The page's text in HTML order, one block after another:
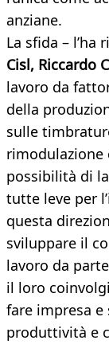
anziane.
La sfida – l’ha
Cisl, Riccardo
lavoro da
della
sulle
rimodulazione
possibilità di
tutte leve per
questa
sviluppare il
lavoro da
il loro
fare impresa
produttività e